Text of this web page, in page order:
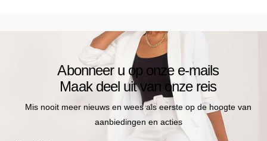
101-105 cm 95-99 cm
96-100 cm 90-94 cm
84-89 cm
106-110 cm 100-104 cm
Abonneer u op onze e-mails
Maak deel uit van onze reis
Mis nooit meer nieuws en wees als eerste op de hoogte van
aanbiedingen en acties